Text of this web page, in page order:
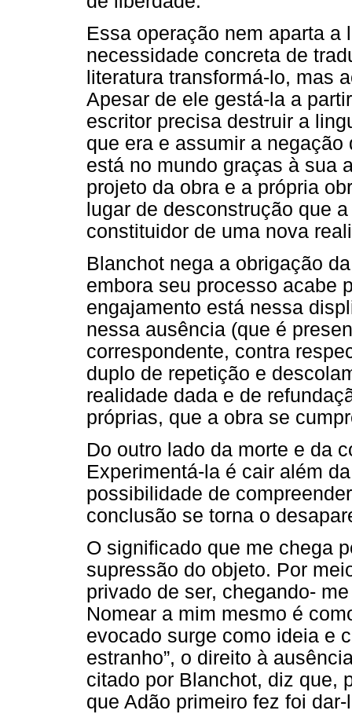
Essa operação nem aparta a
necessidade concreta de
literatura transformá-lo, mas
Apesar de ele gestá-la a
escritor precisa destruir a
que era e assumir a
está no mundo graças à sua
projeto da obra e a própria
lugar de desconstrução que
constituidor de uma nova
Blanchot nega a obrigação
embora seu processo acabe
engajamento está nessa
nessa ausência (que é
correspondente, contra
duplo de repetição e
realidade dada e de
próprias, que a obra se
Do outro lado da morte e da
Experimentá-la é cair além
possibilidade de
conclusão se torna o
O significado que me chega
supressão do objeto. Por
privado de ser, chegando-
Nomear a mim mesmo é
evocado surge como ideia e
estranho”, o direito à
citado por Blanchot, diz que,
que Adão primeiro fez foi